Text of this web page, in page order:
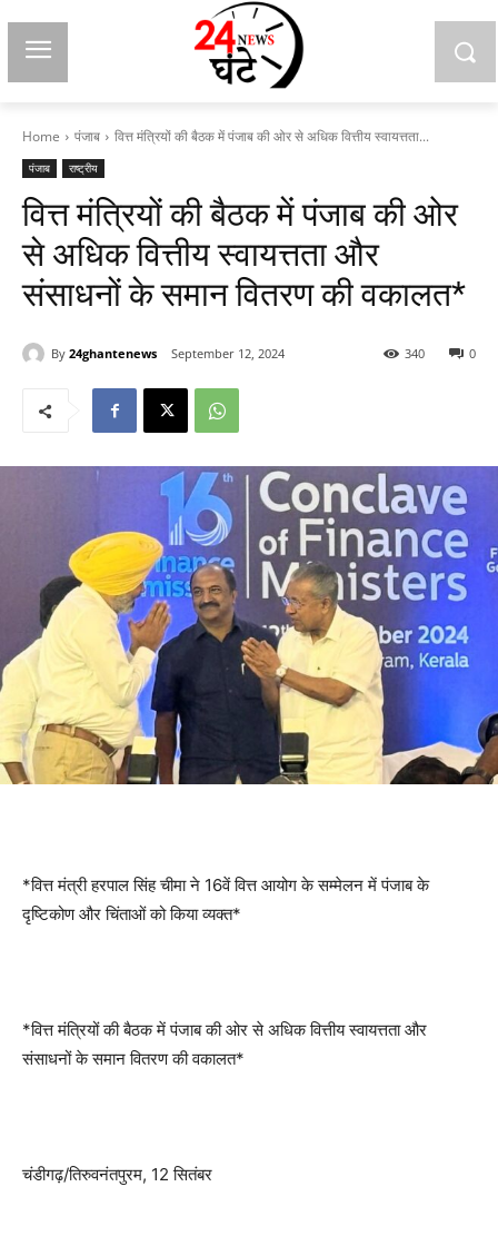
Home पंजाब वित्त मंत्रियों की बैठक में पंजाब की ओर से अधिक वित्तीय स्वायत्तता...
पंजाब राष्ट्रीय
वित्त मंत्रियों की बैठक में पंजाब की ओर
से अधिक वित्तीय स्वायत्तता और
संसाधनों के समान वितरण की वकालत*
By 24ghantenews September 12, 2024 0
340
*वित्त मंत्री हरपाल सिंह चीमा ने 16वें वित्त आयोग के सम्मेलन में पंजाब के
दृष्टिकोण और चिंताओं को किया व्यक्त*
*वित्त मंत्रियों की बैठक में पंजाब की ओर से अधिक वित्तीय स्वायत्तता और
संसाधनों के समान वितरण की वकालत*
चंडीगढ़/तिरुवनंतपुरम, 12 सितंबर